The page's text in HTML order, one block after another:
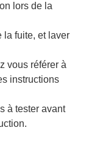
lors de la
la fuite, et laver
vous référer à
instructions
à tester avant